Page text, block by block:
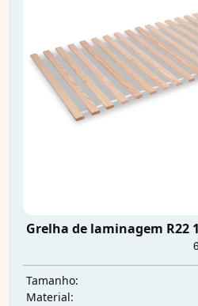
Grelha de laminagem R22
Tamanho:
Material: